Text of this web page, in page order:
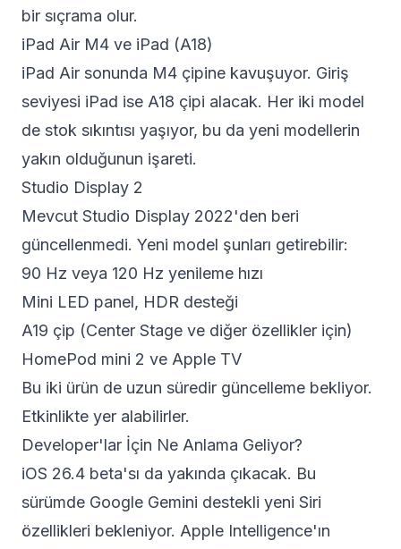
bir sıçrama olur.
iPad Air M4 ve iPad (A18)
iPad Air sonunda M4 çipine kavuşuyor. Giriş
seviyesi iPad ise A18 çipi alacak. Her iki model
de stok sıkıntısı yaşıyor, bu da yeni modellerin
yakın olduğunun işareti.
Studio Display 2
Mevcut Studio Display 2022'den beri
güncellenmedi. Yeni model şunları getirebilir:
90 Hz veya 120 Hz yenileme hızı
Mini LED panel, HDR desteği
A19 çip (Center Stage ve diğer özellikler için)
HomePod mini 2 ve Apple TV
Bu iki ürün de uzun süredir güncelleme bekliyor.
Etkinlikte yer alabilirler.
Developer'lar İçin Ne Anlama Geliyor?
iOS 26.4 beta'sı da yakında çıkacak. Bu
sürümde Google Gemini destekli yeni Siri
özellikleri bekleniyor. Apple Intelligence'ın